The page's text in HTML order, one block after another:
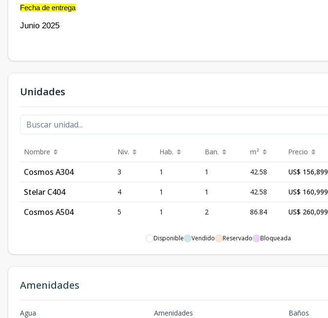
Fecha de entrega
Junio 2025
Unidades
Nombre Niv. Hab. Ban. m² Precio
Cosmos A304 3 1 1 42.58 US$ 156,899
Stelar C404 4 1 1 42.58 US$ 160,999
Cosmos A504 5 1 2 86.84 US$ 260,099
Disponible Vendido Reservado Bloqueada
Amenidades
Agua Amenidades
Baños